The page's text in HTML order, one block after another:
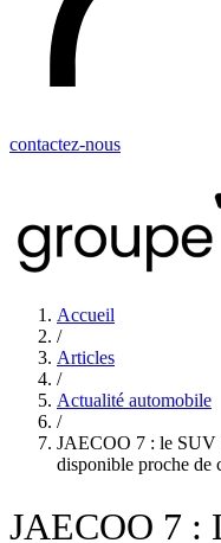
contactez-nous
Accueil
/
Articles
/
Actualité automobile
/
JAECOO 7 : le SUV
disponible proche de
JAECOO 7 :